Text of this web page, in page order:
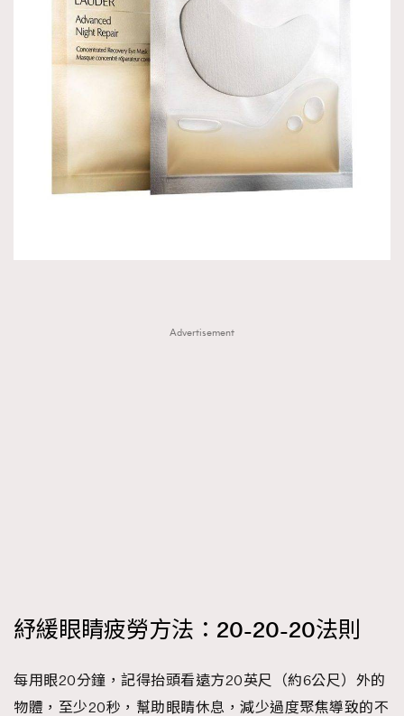
Advertisement
紓緩眼睛疲勞方法：20-20-20法則
每用眼20分鐘，記得抬頭看遠方20英尺（約6公尺）外的
物體，至少20秒，幫助眼睛休息，減少過度聚焦導致的不